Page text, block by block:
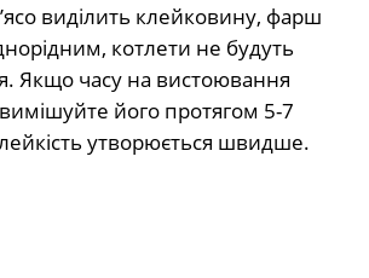
виділить клейковину, фарш
котлети не будуть
Якщо часу на вистоювання
його протягом 5-7
утворюється швидше.